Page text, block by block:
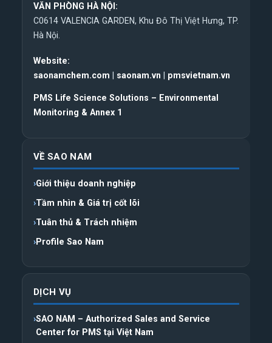
VĂN PHÒNG HÀ NỘI:
C0614 VALENCIA GARDEN, Khu Đô Thị Việt Hưng, TP.
Hà Nội.
Website:
saonamchem.com
saonam.vn pmsvietnam.vn
PMS Life Science Solutions – Environmental
Monitoring & Annex 1
VỀ SAO NAM
Giới thiệu doanh nghiệp
Tầm nhìn & Giá trị cốt lõi
Tuân thủ & Trách nhiệm
Profile Sao Nam
DỊCH VỤ
SAO NAM – Authorized Sales and Service
Center for PMS tại Việt Nam